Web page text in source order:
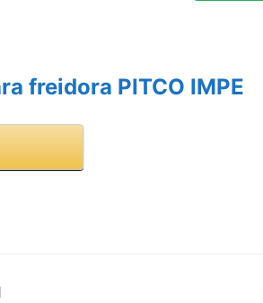
freidora PITCO IMPE